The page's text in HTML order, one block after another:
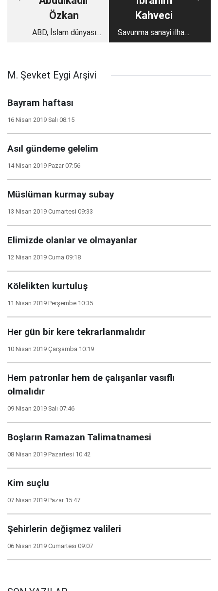
Özkan
ABD, İslam dünyası
Kahveci
Savunma sanayi ilham
olsun
M. Şevket Eygi Arşivi
Bayram haftası
16 Nisan 2019 Salı 08:15
Asıl gündeme gelelim
14 Nisan 2019 Pazar 07:56
Müslüman kurmay subay
13 Nisan 2019 Cumartesi 09:33
Elimizde olanlar ve olmayanlar
12 Nisan 2019 Cuma 09:18
Kölelikten kurtuluş
11 Nisan 2019 Perşembe 10:35
Her gün bir kere tekrarlanmalıdır
10 Nisan 2019 Çarşamba 10:19
Hem patronlar hem de çalışanlar vasıflı
olmalıdır
09 Nisan 2019 Salı 07:46
Boşların Ramazan Talimatnamesi
08 Nisan 2019 Pazartesi 10:42
Kim suçlu
07 Nisan 2019 Pazar 15:47
Şehirlerin değişmez valileri
06 Nisan 2019 Cumartesi 09:07